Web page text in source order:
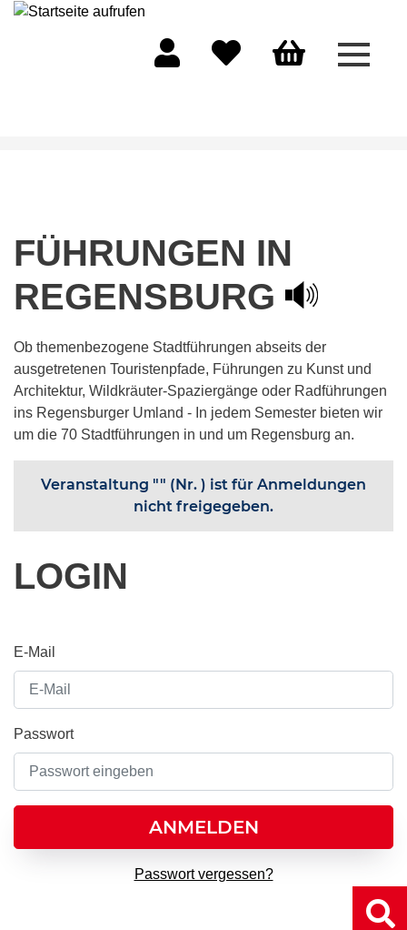
Menü
FÜHRUNGEN IN
REGENSBURG
Ob themenbezogene Stadtführungen abseits der
ausgetretenen Touristenpfade, Führungen zu Kunst und
Architektur, Wildkräuter-Spaziergänge oder Radführungen
ins Regensburger Umland - In jedem Semester bieten wir
um die 70 Stadtführungen in und um Regensburg an.
Veranstaltung "" (Nr. ) ist für Anmeldungen
nicht freigegeben.
LOGIN
E-Mail
Passwort
ANMELDEN
Passwort vergessen?